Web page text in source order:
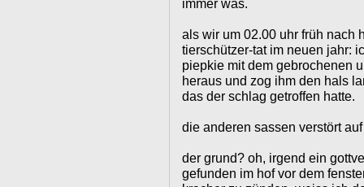
immer was.
als wir um 02.00 uhr früh nach
tierschützer-tat im neuen jahr:
piepkie mit dem gebrochenen
heraus und zog ihm den hals
das der schlag getroffen hatte.
die anderen sassen verstört
der grund? oh, irgend ein
gefunden im hof vor dem